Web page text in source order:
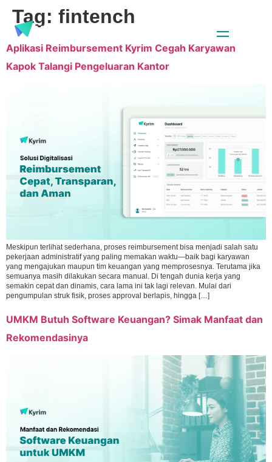
Tag: fintench
Aplikasi Reimbursement Kyrim Cegah Karyawan
Kapok Talangi Pengeluaran Kantor
Meskipun terlihat sederhana, proses reimbursement bisa menjadi salah satu
pekerjaan administratif yang paling memakan waktu—baik bagi karyawan
yang mengajukan maupun tim keuangan yang memprosesnya. Terutama jika
semuanya masih dilakukan secara manual. Di tengah dunia kerja yang
semakin cepat dan dinamis, cara lama ini tak lagi relevan. Mulai dari
pengumpulan struk fisik, proses approval berlapis, hingga […]
UMKM Butuh Software Keuangan? Simak Manfaat dan
Rekomendasinya